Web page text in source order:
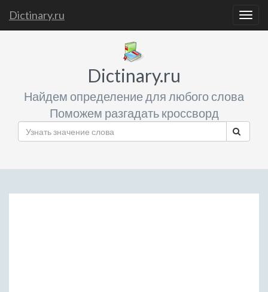
Dictinary.ru
Dictinary.ru
Найдем определение для любого слова
Поможем разгадать кроссворд